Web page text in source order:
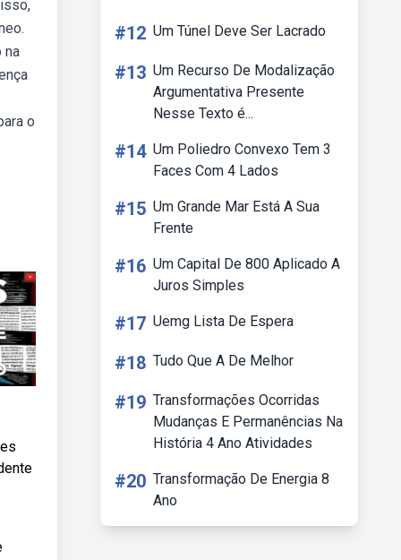
na
o
#12 Um Túnel Deve Ser Lacrado
#13 Um Recurso De Modalização
Argumentativa Presente
Nesse Texto é...
#14 Um Poliedro Convexo Tem 3
Faces Com 4 Lados
#15 Um Grande Mar Está A Sua
Frente
#16 Um Capital De 800 Aplicado A
Juros Simples
#17 Uemg Lista De Espera
#18 Tudo Que A De Melhor
#19 Transformações Ocorridas
Mudanças E Permanências Na
História 4 Ano Atividades
#20 Transformação De Energia 8
Ano